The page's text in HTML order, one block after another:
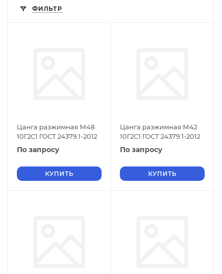
ФИЛЬТР
Цанга разжимная М48
10Г2С1 ГОСТ 24379.1-2012
По запросу
КУПИТЬ
Цанга разжимная М42
10Г2С1 ГОСТ 24379.1-2012
По запросу
КУПИТЬ